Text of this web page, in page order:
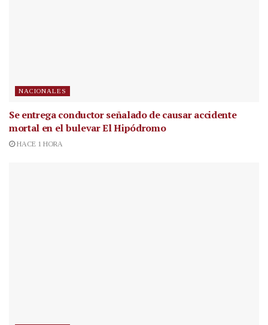
NACIONALES
Se entrega conductor señalado de causar accidente
mortal en el bulevar El Hipódromo
HACE 1 HORA